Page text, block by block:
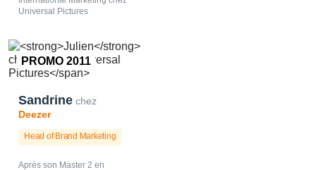
Universal Pictures
Après son Master 2 en
PROMO 2011
Sandrine chez
Deezer
Head of Brand Marketing